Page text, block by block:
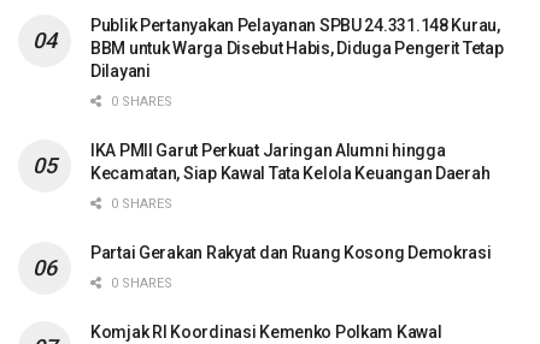
Publik Pertanyakan Pelayanan SPBU 24.331.148 Kurau,
BBM untuk Warga Disebut Habis, Diduga Pengerit Tetap
Dilayani
0 SHARES
IKA PMII Garut Perkuat Jaringan Alumni hingga
Kecamatan, Siap Kawal Tata Kelola Keuangan Daerah
0 SHARES
Partai Gerakan Rakyat dan Ruang Kosong Demokrasi
0 SHARES
Komjak RI Koordinasi Kemenko Polkam Kawal